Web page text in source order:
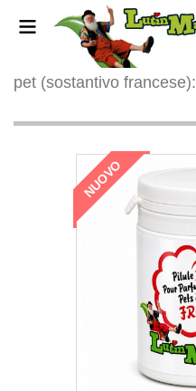
pet (sostantivo francese):
NUOVO